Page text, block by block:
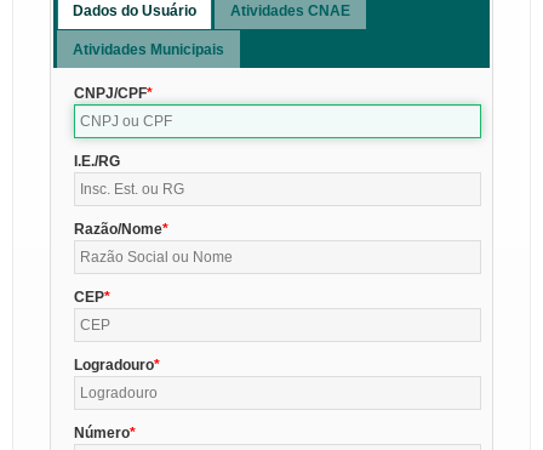
Dados do Usuário Atividades CNAE
Atividades Municipais
CNPJ/CPF
I.E./RG
Razão/Nome
CEP
Logradouro
Número